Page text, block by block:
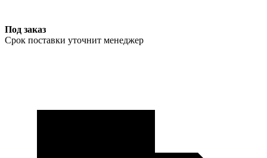
Под заказ
Срок поставки уточнит менеджер